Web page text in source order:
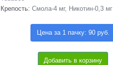
Крепость: Смола-4 мг, Никотин-0,3 мг
Цена за 1 пачку: 90 руб.
Добавить в корзину